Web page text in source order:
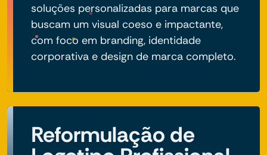
soluções personalizadas para marcas que
buscam um visual coeso e impactante,
com foco em branding, identidade
corporativa e design de marca completo.
Reformulação de